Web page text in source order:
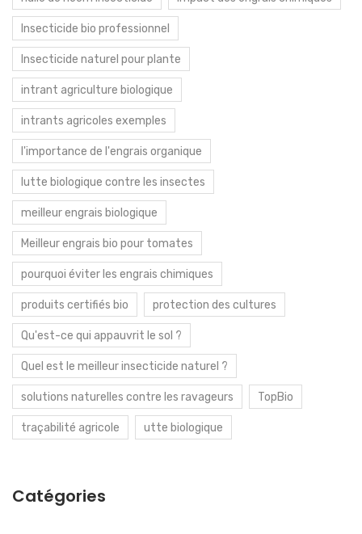
Insecticide bio professionnel
Insecticide naturel pour plante
intrant agriculture biologique
intrants agricoles exemples
l'importance de l'engrais organique
lutte biologique contre les insectes
meilleur engrais biologique
Meilleur engrais bio pour tomates
pourquoi éviter les engrais chimiques
produits certifiés bio protection des cultures
Qu'est-ce qui appauvrit le sol ?
Quel est le meilleur insecticide naturel ?
solutions naturelles contre les ravageurs TopBio
traçabilité agricole utte biologique
Catégories